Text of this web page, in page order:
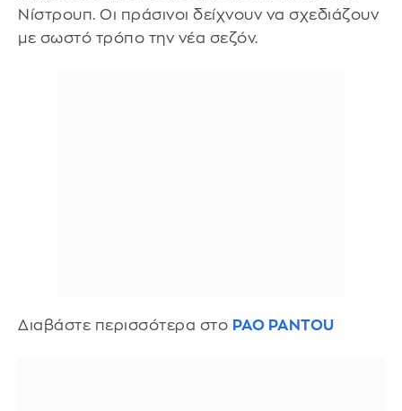
Νίστρουπ. Οι πράσινοι δείχνουν να σχεδιάζουν
με σωστό τρόπο την νέα σεζόν.
Διαβάστε περισσότερα στο PAO PANTOU